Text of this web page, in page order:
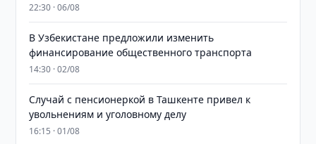
22:30 · 06/08
В Узбекистане предложили изменить
финансирование общественного транспорта
14:30 · 02/08
Случай с пенсионеркой в Ташкенте привел к
увольнениям и уголовному делу
16:15 · 01/08